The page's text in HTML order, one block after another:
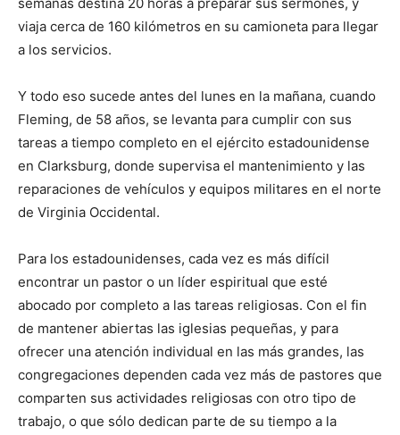
semanas destina 20 horas a preparar sus sermones, y
viaja cerca de 160 kilómetros en su camioneta para llegar
a los servicios.
Y todo eso sucede antes del lunes en la mañana, cuando
Fleming, de 58 años, se levanta para cumplir con sus
tareas a tiempo completo en el ejército estadounidense
en Clarksburg, donde supervisa el mantenimiento y las
reparaciones de vehículos y equipos militares en el norte
de Virginia Occidental.
Para los estadounidenses, cada vez es más difícil
encontrar un pastor o un líder espiritual que esté
abocado por completo a las tareas religiosas. Con el fin
de mantener abiertas las iglesias pequeñas, y para
ofrecer una atención individual en las más grandes, las
congregaciones dependen cada vez más de pastores que
comparten sus actividades religiosas con otro tipo de
trabajo, o que sólo dedican parte de su tiempo a la